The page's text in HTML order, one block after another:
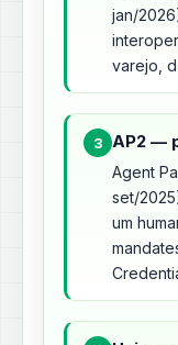
jan/
varejo,
3 AP2 —
Agent
set/
um